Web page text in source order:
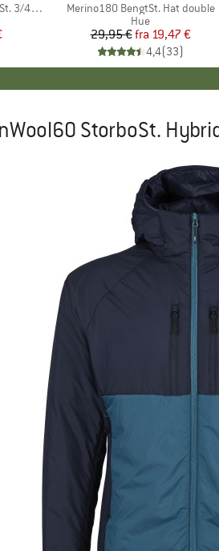
Hoody
Artikel
Merino180 BengtSt. Hat double
Produktgruppe
Hue
Pris
29,95 € Nedsat pris
fra 19,47 €
4,4(33)
StorboSt.